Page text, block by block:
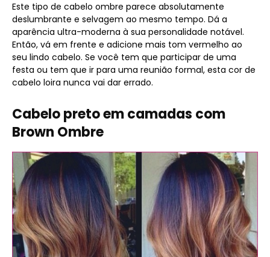
Este tipo de cabelo ombre parece absolutamente
deslumbrante e selvagem ao mesmo tempo. Dá a
aparência ultra-moderna à sua personalidade notável.
Então, vá em frente e adicione mais tom vermelho ao
seu lindo cabelo. Se você tem que participar de uma
festa ou tem que ir para uma reunião formal, esta cor de
cabelo loira nunca vai dar errado.
Cabelo preto em camadas com
Brown Ombre